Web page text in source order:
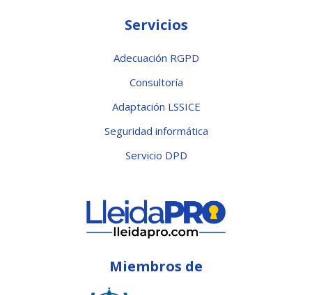
Servicios
Adecuación RGPD
Consultoría
Adaptación LSSICE
Seguridad informática
Servicio DPD
Miembros de